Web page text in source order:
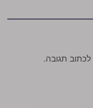
תגובה.